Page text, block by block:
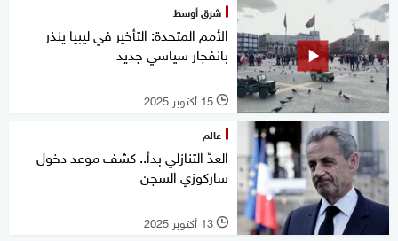
شرق أوسط
الأمم المتحدة: التأخير في ليبيا ينذر
بانفجار سياسي جديد
l 15 أكتوبر 2025
عالم
العدّ التنازلي بدأ.. كشف موعد دخول
ساركوزي السجن
l 13 أكتوبر 2025